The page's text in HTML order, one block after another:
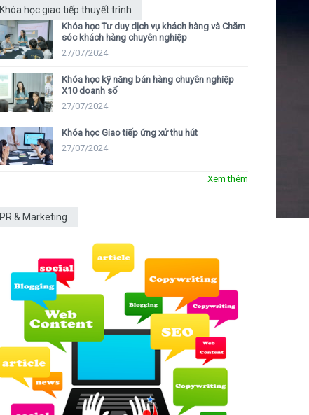
Khóa học giao tiếp thuyết trình
Khóa học Tư duy dịch vụ khách hàng và Chăm
sóc khách hàng chuyên nghiệp
27/07/2024
Khóa học kỹ năng bán hàng chuyên nghiệp
X10 doanh số
27/07/2024
Khóa học Giao tiếp ứng xử thu hút
27/07/2024
Xem thêm
PR & Marketing